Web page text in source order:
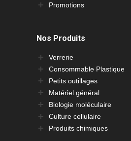
Promotions
Nos Produits
Verrerie
Consommable Plastique
Petits outillages
Matériel général
Biologie moléculaire
Culture cellulaire
Produits chimiques